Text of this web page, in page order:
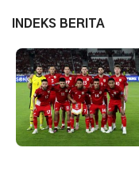
INDEKS BERITA